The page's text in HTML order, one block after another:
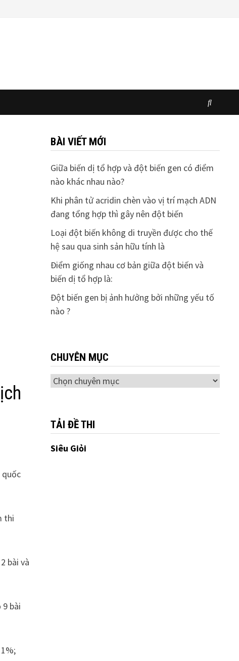
thi
bài và
bài
BÀI VIẾT MỚI
Giữa biến dị tổ hợp và đột biến gen có điểm
nào khác nhau nào?
Khi phân tử acridin chèn vào vị trí mạch ADN
đang tổng hợp thì gây nên đột biến
Loại đột biến không di truyền được cho thế
hệ sau qua sinh sản hữu tính là
Điểm giống nhau cơ bản giữa đột biến và
biến dị tổ hợp là:
Đột biến gen bị ảnh hưởng bởi những yếu tố
nào ?
CHUYÊN MỤC
Chuyên
TẢI ĐỀ THI
Siêu Giỏi